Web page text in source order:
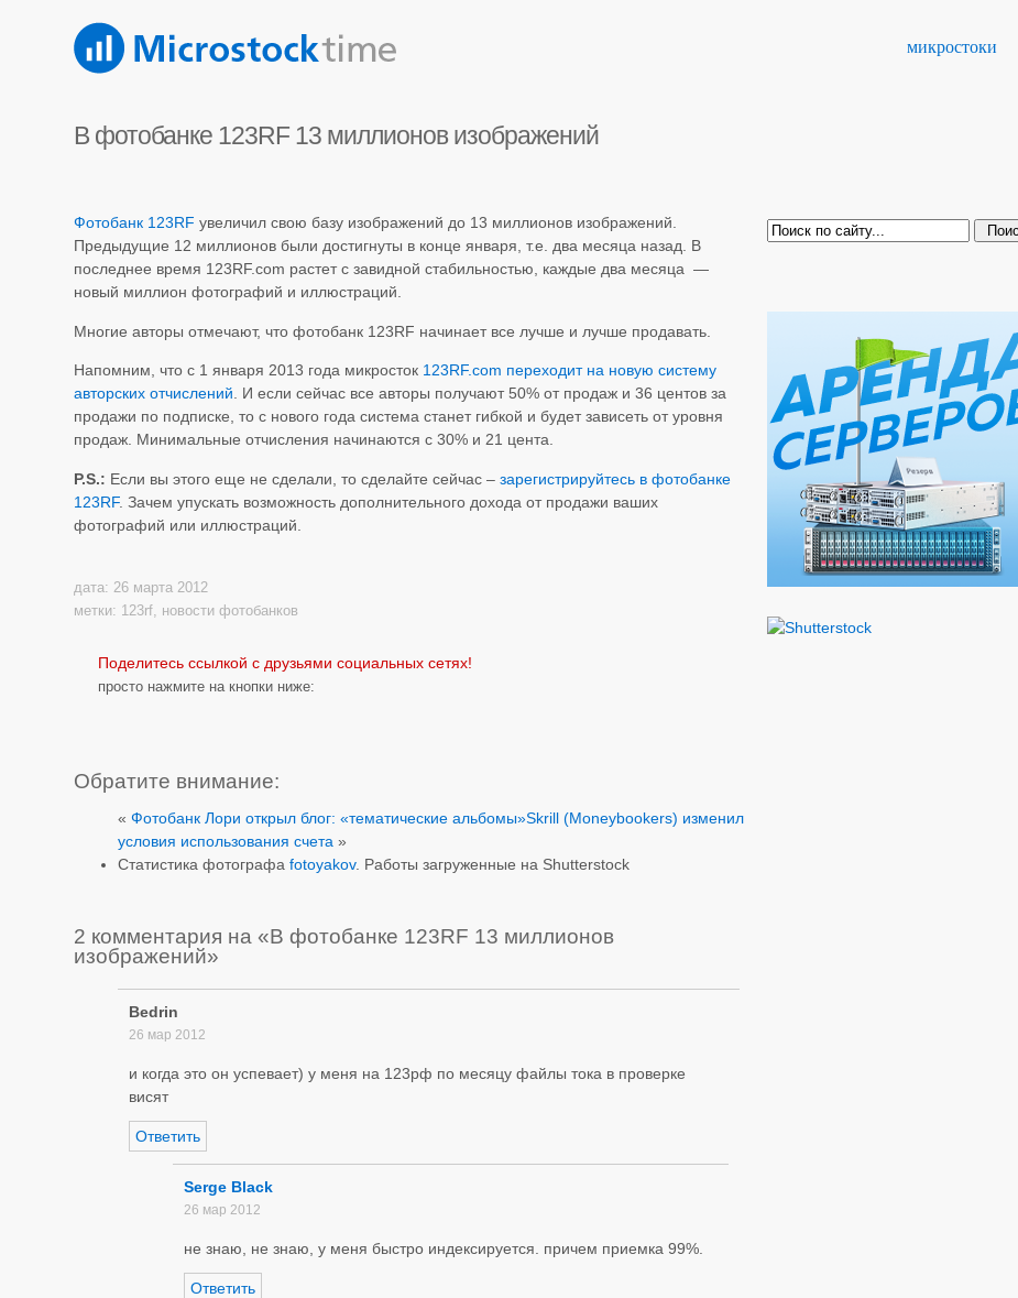
микростоки
В фотобанке 123RF 13 миллионов изображений
Фотобанк 123RF увеличил свою базу изображений до 13 миллионов изображений.
Предыдущие 12 миллионов были достигнуты в конце января, т.е. два месяца назад. В
последнее время 123RF.com растет с завидной стабильностью, каждые два месяца —
новый миллион фотографий и иллюстраций.
Многие авторы отмечают, что фотобанк 123RF начинает все лучше и лучше продавать.
Напомним, что с 1 января 2013 года микросток 123RF.com переходит на новую систему
авторских отчислений . И если сейчас все авторы получают 50% от продаж и 36 центов за
продажи по подписке, то с нового года система станет гибкой и будет зависеть от уровня
продаж. Минимальные отчисления начинаются с 30% и 21 цента.
P.S.: Если вы этого еще не сделали, то сделайте сейчас –зарегистрируйтесь в фотобанке
123RF. Зачем упускать возможность дополнительного дохода от продажи ваших
фотографий или иллюстраций.
дата: 26 марта 2012
метки: 123rf новости фотобанков
Поделитесь ссылкой с друзьями социальных сетях!
просто нажмите на кнопки ниже:
Обратите внимание:
«Фотобанк Лори открыл блог: «тематические альбомы»Skrill (Moneybookers) изменил
условия использования счета »
Статистика фотографаfotoyakov. Работы загруженные на Shutterstock
2 комментария на «В фотобанке 123RF 13 миллионов
изображений»
Bedrin
26 мар 2012
и когда это он успевает) у меня на 123рф по месяцу файлы тока в проверке
висят
Ответить
Serge Black
26 мар 2012
не знаю, не знаю, у меня быстро индексируется. причем приемка 99%.
Ответить